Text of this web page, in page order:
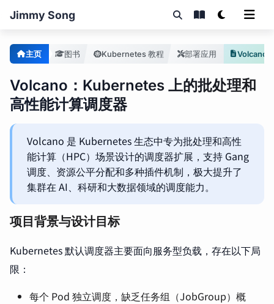
Jimmy Song
主页 图书 Kubernetes 教程 部署应用
Volcano：Kubernetes 上的批处理和
高性能计算调度器
Volcano 是 Kubernetes 生态中专为批处理和高性
能计算（HPC）场景设计的调度器扩展，支持 Gang
调度、资源公平分配和多种插件机制，极大提升了
集群在 AI、科研和大数据领域的调度能力。
项目背景与设计目标
Kubernetes 默认调度器主要面向服务型负载，存在以下局
限：
每个 Pod 独立调度，缺乏任务组（JobGroup）概